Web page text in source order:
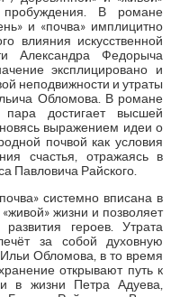
В романе
и «почва» имплицитно
влияния искусственной
Александра Федорыча
эксплицировано и
неподвижности и утраты
Обломова. В романе
пара достигает высшей
выражением идеи о
почвой как условия
счастья, отражаясь в
Павловича Райского.
системно вписана в
жизни и позволяет
героев. Утрата
за собой духовную
Обломова, в то время
открывают путь к
в жизни Петра Адуева,